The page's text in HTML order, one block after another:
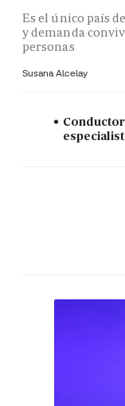
Es el único país
y demanda
personas
Susana Alcelay